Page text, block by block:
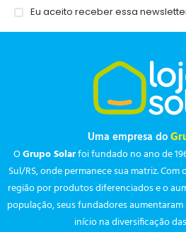
Eu aceito receber essa
Uma empresa do
OGrupo Solarfoi fundado no ano de
Sul/RS, onde permanece sua matriz.
região por produtos diferenciados e o
população, seus fundadores
início na diversificação